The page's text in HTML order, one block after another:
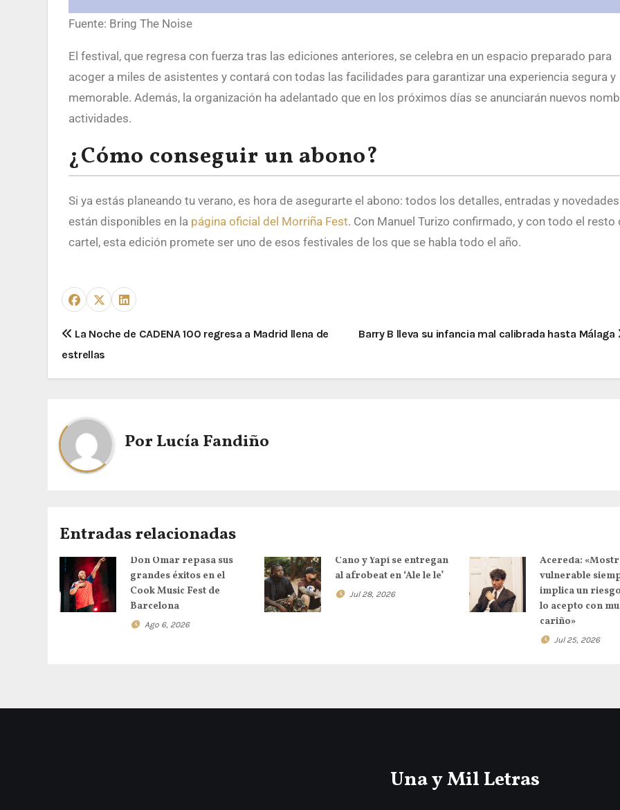
Fuente: Bring The Noise
El festival, que regresa con fuerza tras las ediciones anteriores, se celebra en un espacio preparado para
acoger a miles de asistentes y contará con todas las facilidades para garantizar una experiencia segura y
memorable. Además, la organización ha adelantado que en los próximos días se anunciarán nuevos
actividades.
¿Cómo conseguir un abono?
Si ya estás planeando tu verano, es hora de asegurarte el abono: todos los detalles, entradas y novedades
están disponibles en la página oficial del Morriña Fest. Con Manuel Turizo confirmado, y con todo el resto
cartel, esta edición promete ser uno de esos festivales de los que se habla todo el año.
La Noche de CADENA 100 regresa a Madrid llena de
estrellas
Barry B lleva su infancia mal calibrada hasta Málaga
PorLucía Fandiño
Entradas relacionadas
Don Omar repasa sus
grandes éxitos en el
Cook Music Fest de
Barcelona
Ago 6, 2026
Cano y Yapi se entregan
al afrobeat en ‘Ale le le’
Jul 28, 2026
Acereda:
vulnerable
implica un
lo acepto con
cariño»
Jul 25, 2026
Una y Mil Letras